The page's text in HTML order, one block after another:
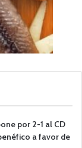
por 2-1 al CD
a favor de